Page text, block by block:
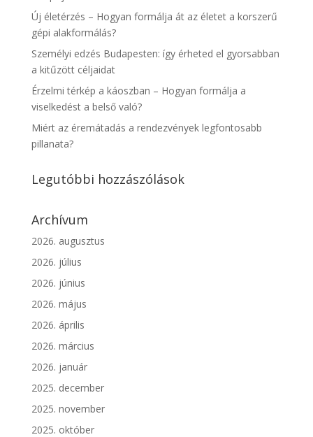
Új életérzés – Hogyan formálja át az életet a korszerű
gépi alakformálás?
Személyi edzés Budapesten: így érheted el gyorsabban
a kitűzött céljaidat
Érzelmi térkép a káoszban – Hogyan formálja a
viselkedést a belső való?
Miért az éremátadás a rendezvények legfontosabb
pillanata?
Legutóbbi hozzászólások
Archívum
2026. augusztus
2026. július
2026. június
2026. május
2026. április
2026. március
2026. január
2025. december
2025. november
2025. október